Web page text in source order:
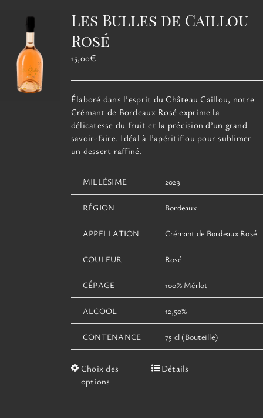
peuvent
la
du
produit
Les Bulles de Caillou
Rosé
15,00€
Élaboré dans l’esprit du Château Caillou, notre
Crémant de Bordeaux Rosé exprime la
délicatesse du fruit et la précision d’un grand
savoir-faire. Idéal à l’apéritif ou pour sublimer
un dessert raffiné.
MILLÉSIME 2023
RÉGION Bordeaux
APPELLATION Crémant de Bordeaux Rosé
COULEUR Rosé
CÉPAGE 100% Mérlot
ALCOOL 12,50%
CONTENANCE 75 cl (Bouteille)
Choix des
options
CeDétails